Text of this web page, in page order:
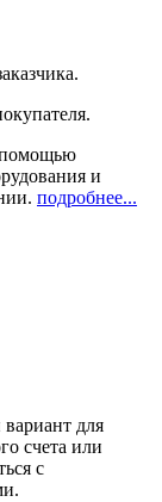
помощью
и
подробнее...
для
счета или
с